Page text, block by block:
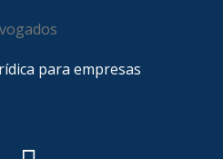
para empresas